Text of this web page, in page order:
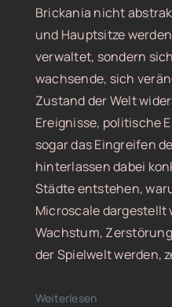
Brickania nicht
und Hauptsitze
verwaltet, sondern
wachsende, sich
Zustand der Welt
Ereignisse, politische
sogar das Eingreifen
hinterlassen dabei
Städte entstehen,
Microscale dargestellt
Wachstum,
der Spielwelt werden,
Weiterlesen